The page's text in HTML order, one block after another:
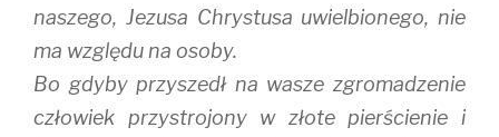
naszego, Jezusa Chrystusa uwielbionego, nie
ma względu na osoby.
Bo gdyby przyszedł na wasze zgromadzenie
człowiek przystrojony w złote pierścienie i